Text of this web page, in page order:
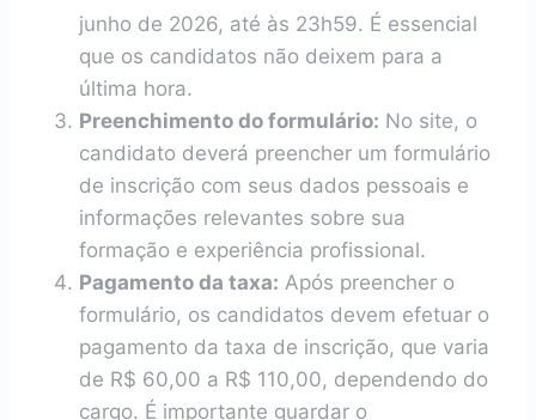
junho de 2026, até às 23h59. É essencial
que os candidatos não deixem para a
última hora.
Preenchimento do formulário: No site, o
candidato deverá preencher um formulário
de inscrição com seus dados pessoais e
informações relevantes sobre sua
formação e experiência profissional.
Pagamento da taxa: Após preencher o
formulário, os candidatos devem efetuar o
pagamento da taxa de inscrição, que varia
de R$ 60,00 a R$ 110,00, dependendo do
cargo. É importante guardar o